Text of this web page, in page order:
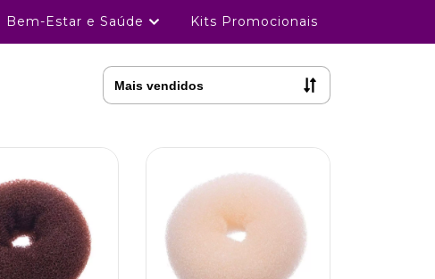
Bem-Estar e Saúde Kits Promocionais